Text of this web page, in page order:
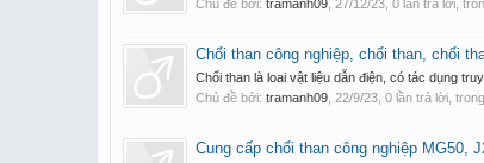
Chủ đề bởi: tramanh09 27/12/23 , 0 lần trả lời,
Chổi than công nghiệp, chổi than, chổi
Chổi than là loai vật liệu dẫn điện, có tác dụng
Chủ đề bởi: tramanh09 22/9/23 , 0 lần trả lời,
Cung cấp chổi than công nghiệp MG50,